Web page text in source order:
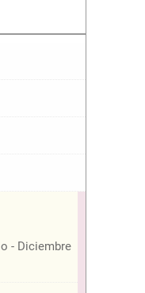
- Diciembre